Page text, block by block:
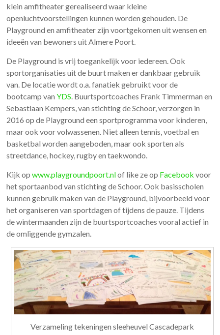
klein amfitheater gerealiseerd waar kleine
openluchtvoorstellingen kunnen worden gehouden. De
Playground en amfitheater zijn voortgekomen uit wensen en
ideeën van bewoners uit Almere Poort.
De Playground is vrij toegankelijk voor iedereen. Ook
sportorganisaties uit de buurt maken er dankbaar gebruik
van. De locatie wordt o.a. fanatiek gebruikt voor de
bootcamp vanYDS. Buurtsportcoaches Frank Timmerman en
Sebastiaan Kempers, van stichting de Schoor, verzorgen in
2016 op de Playground een sportprogramma voor kinderen,
maar ook voor volwassenen. Niet alleen tennis, voetbal en
basketbal worden aangeboden, maar ook sporten als
streetdance, hockey, rugby en taekwondo.
Kijk opwww.playgroundpoort.nlof like ze op Facebook voor
het sportaanbod van stichting de Schoor. Ook basisscholen
kunnen gebruik maken van de Playground, bijvoorbeeld voor
het organiseren van sportdagen of tijdens de pauze. Tijdens
de wintermaanden zijn de buurtsportcoaches vooral actief in
de omliggende gymzalen.
Verzameling tekeningen sleeheuvel Cascadepark